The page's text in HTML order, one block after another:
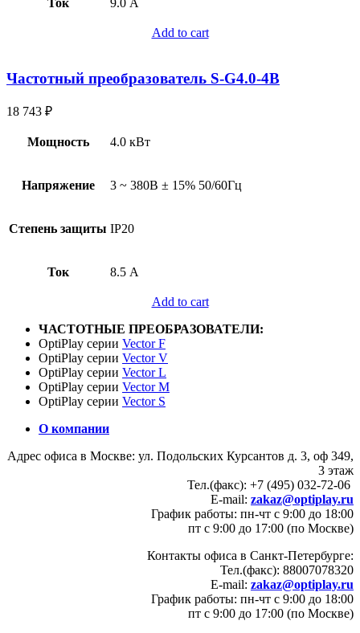
Ток 9.0 А
Add to cart
Частотный преобразователь S-G4.0-4B
18 743 ₽
Мощность 4.0 кВт
Напряжение 3 ~ 380В ± 15% 50/60Гц
Степень защиты IP20
Ток 8.5 А
Add to cart
ЧАСТОТНЫЕ ПРЕОБРАЗОВАТЕЛИ:
OptiPlay серии Vector F
OptiPlay серии Vector V
OptiPlay серии Vector L
OptiPlay серии Vector M
OptiPlay серии Vector S
О компании
Адрес офиса в Москве: ул. Подольских Курсантов д. 3, оф 349,
3 этаж
Тел.(факс): +7 (495) 032-72-06
E-mail: zakaz@optiplay.ru
График работы: пн-чт с 9:00 до 18:00
пт с 9:00 до 17:00 (по Москве)
Контакты офиса в Санкт-Петербурге:
Тел.(факс): 88007078320
E-mail: zakaz@optiplay.ru
График работы: пн-чт с 9:00 до 18:00
пт с 9:00 до 17:00 (по Москве)